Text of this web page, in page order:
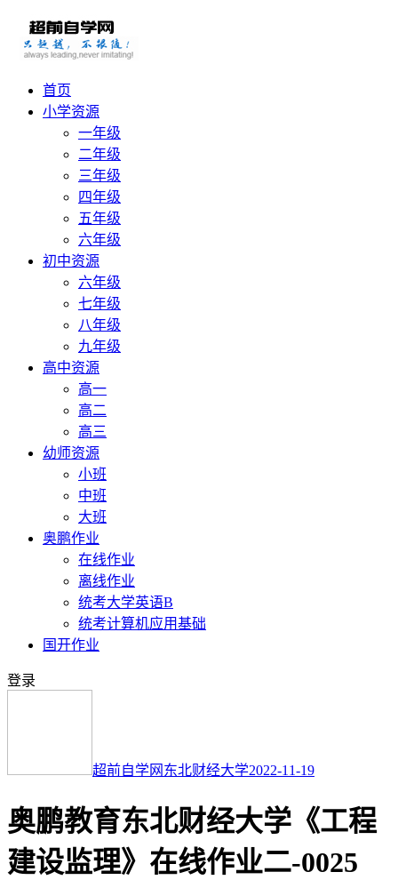
首页
小学资源
一年级
二年级
三年级
四年级
五年级
六年级
初中资源
六年级
七年级
八年级
九年级
高中资源
高一
高二
高三
幼师资源
小班
中班
大班
奥鹏作业
在线作业
离线作业
统考大学英语B
统考计算机应用基础
国开作业
登录
超前自学网 东北财经大学2022-11-19
奥鹏教育东北财经大学《工程
建设监理》在线作业二-0025